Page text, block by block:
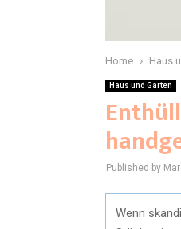
Home Haus
Haus und Garten
Published by
Wenn